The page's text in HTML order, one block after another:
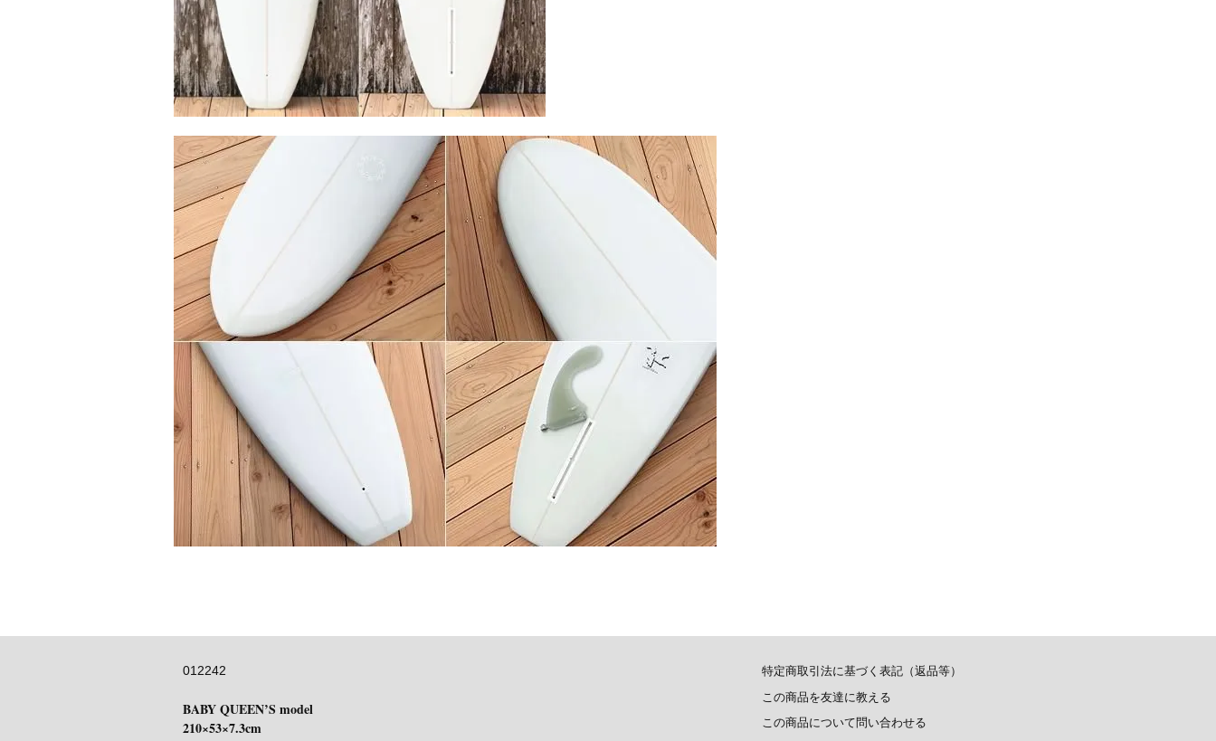
012242
BABY QUEEN’S model
210×53×7.3cm
特定商取引法に基づく表記（返品等）
この商品を友達に教える
この商品について問い合わせる